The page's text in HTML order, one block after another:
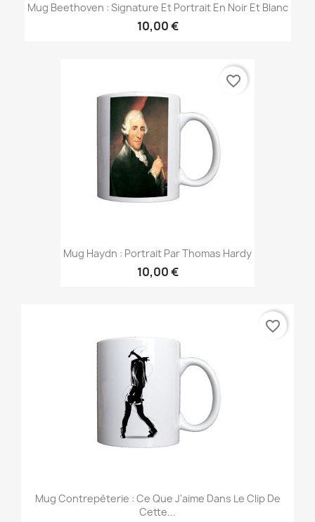
Mug Beethoven : Signature Et Portrait En Noir Et Blanc
10,00 €
Mug Haydn : Portrait Par Thomas Hardy
10,00 €
favorite_border
Mug Contrepèterie : Ce Que J'aime Dans Le Clip De
Cette...
favorite_border